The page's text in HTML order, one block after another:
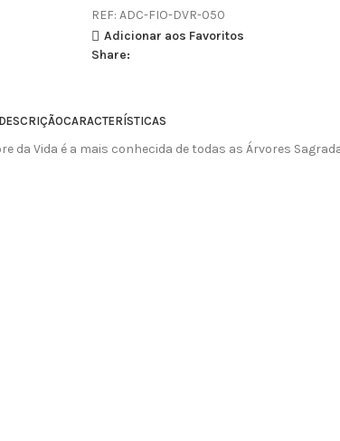
REF: ADC-FIO-DVR-050
Adicionar aos Favoritos
Share:
DESCRIÇÃOCARACTERÍSTICAS
da Vida é a mais conhecida de todas as Árvores